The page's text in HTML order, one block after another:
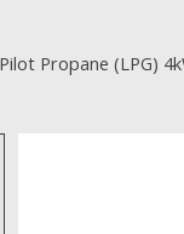
Propane (LPG)